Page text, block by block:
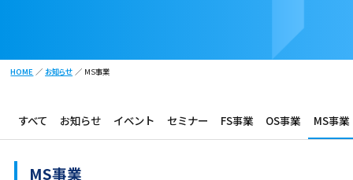
HOME お知らせ MS事業
すべて お知らせ イベント セミナー FS事業 OS事業 MS事業
MS事業